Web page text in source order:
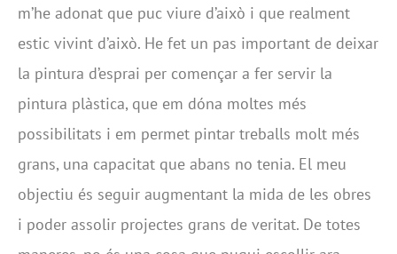
m’he adonat que puc viure d’això i que realment
estic vivint d’això. He fet un pas important de deixar
la pintura d’esprai per començar a fer servir la
pintura plàstica, que em dóna moltes més
possibilitats i em permet pintar treballs molt més
grans, una capacitat que abans no tenia. El meu
objectiu és seguir augmentant la mida de les obres
i poder assolir projectes grans de veritat. De totes